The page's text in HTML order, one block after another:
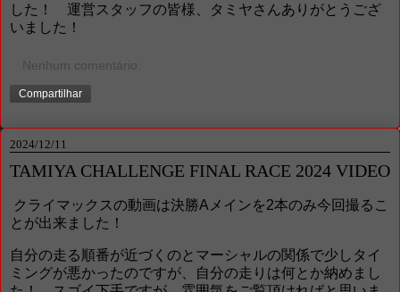
した！ 運営スタッフの皆様、タミヤさんありがとうござ
いました！
Nenhum comentário:
Compartilhar
2024/12/11
TAMIYA CHALLENGE FINAL RACE 2024 VIDEO
クライマックスの動画は決勝Aメインを2本のみ今回撮るこ
とが出来ました！
自分の走る順番が近づくのとマーシャルの関係で少しタイ
ミングが悪かったのですが、自分の走りは何とか納めまし